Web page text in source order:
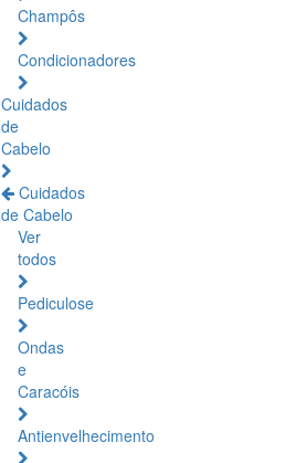
Champôs
Condicionadores
Cuidados
de
Cabelo
Cuidados
de Cabelo
Ver
todos
Pediculose
Ondas
e
Caracóis
Antienvelhecimento